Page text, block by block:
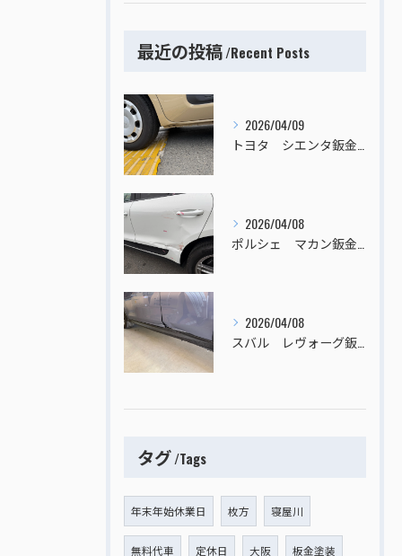
最近の投稿 Recent Posts
2026/04/09
2026/04/08
2026/04/08
タグ Tags
年末年始休業日 枚方 寝屋川
無料代車 定休日 大阪 板金塗装